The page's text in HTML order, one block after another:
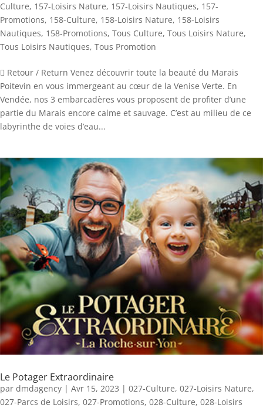
Culture, 157-Loisirs Nature, 157-Loisirs Nautiques, 157-
Promotions, 158-Culture, 158-Loisirs Nature, 158-Loisirs
Nautiques, 158-Promotions, Tous Culture, Tous Loisirs Nature,
Tous Loisirs Nautiques, Tous Promotion
 Retour / Return Venez découvrir toute la beauté du Marais
Poitevin en vous immergeant au cœur de la Venise Verte. En
Vendée, nos 3 embarcadères vous proposent de profiter d’une
partie du Marais encore calme et sauvage. C’est au milieu de ce
labyrinthe de voies d’eau...
Le Potager Extraordinaire
par dmdagency | Avr 15, 2023 | 027-Culture, 027-Loisirs Nature,
027-Parcs de Loisirs, 027-Promotions, 028-Culture, 028-Loisirs